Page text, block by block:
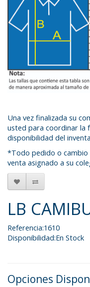
Una vez finalizada su
usted para coordinar la
disponibilidad del
*Todo pedido o cambio
venta asignado a su
LB
Referencia:1610
Disponibilidad:En Stock
Opciones